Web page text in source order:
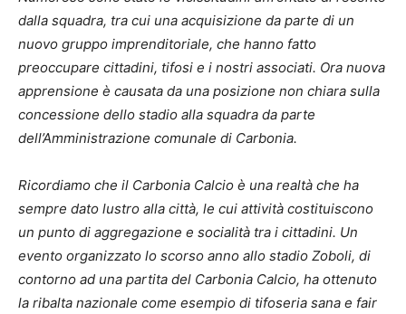
dalla squadra, tra cui una acquisizione da parte di un
nuovo gruppo imprenditoriale, che hanno fatto
preoccupare cittadini, tifosi e i nostri associati. Ora nuova
apprensione è causata da una posizione non chiara sulla
concessione dello stadio alla squadra da parte
dell’Amministrazione comunale di Carbonia.
Ricordiamo che il Carbonia Calcio è una realtà che ha
sempre dato lustro alla città, le cui attività costituiscono
un punto di aggregazione e socialità tra i cittadini. Un
evento organizzato lo scorso anno allo stadio Zoboli, di
contorno ad una partita del Carbonia Calcio, ha ottenuto
la ribalta nazionale come esempio di tifoseria sana e fair